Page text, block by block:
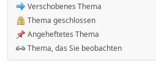
Verschobenes Thema
Thema geschlossen
Angeheftetes Thema
Thema, das Sie beobachten